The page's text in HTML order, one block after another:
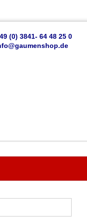
(0) 3841- 64 48 25 0